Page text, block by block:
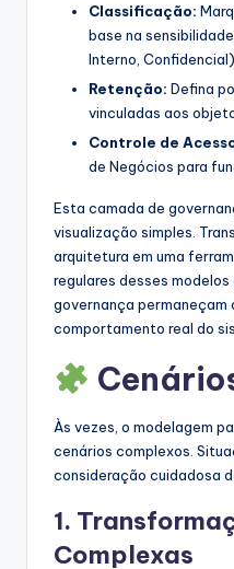
Classificação:
base na
Interno, Confidencial).
Retenção: Defina
vinculadas aos
Controle de
de Negócios para
Esta camada de
visualização simples.
arquitetura em uma
regulares desses
governança permaneçam
comportamento real do
Às vezes, o modelagem
cenários complexos.
consideração cuidadosa
1.
Complexas